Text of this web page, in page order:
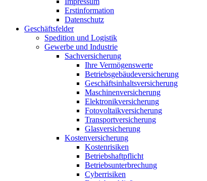
Erstinformation
Datenschutz
Geschäftsfelder
Spedition und Logistik
Gewerbe und Industrie
Sachversicherung
Ihre Vermögenswerte
Betriebsgebäudeversicherung
Geschäftsinhaltsversicherung
Maschinenversicherung
Elektronikversicherung
Fotovoltaikversicherung
Transportversicherung
Glasversicherung
Kostenversicherung
Kostenrisiken
Betriebshaftpflicht
Betriebsunterbrechung
Cyberrisiken